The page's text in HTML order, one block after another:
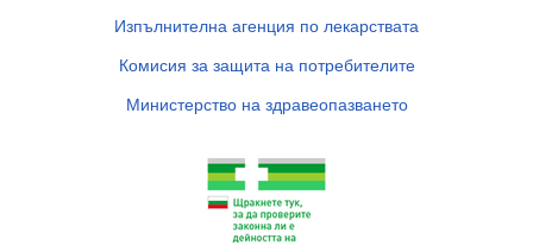
Изпълнителна агенция по лекарствата
Комисия за защита на потребителите
Министерство на здравеопазването